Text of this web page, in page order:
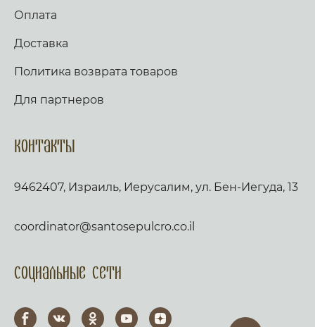
Оплата
Доставка
Политика возврата товаров
Для партнеров
Контакты
9462407, Израиль, Иерусалим, ул. Бен-Иегуда, 13
coordinator@santosepulcro.co.il
Социальные сети